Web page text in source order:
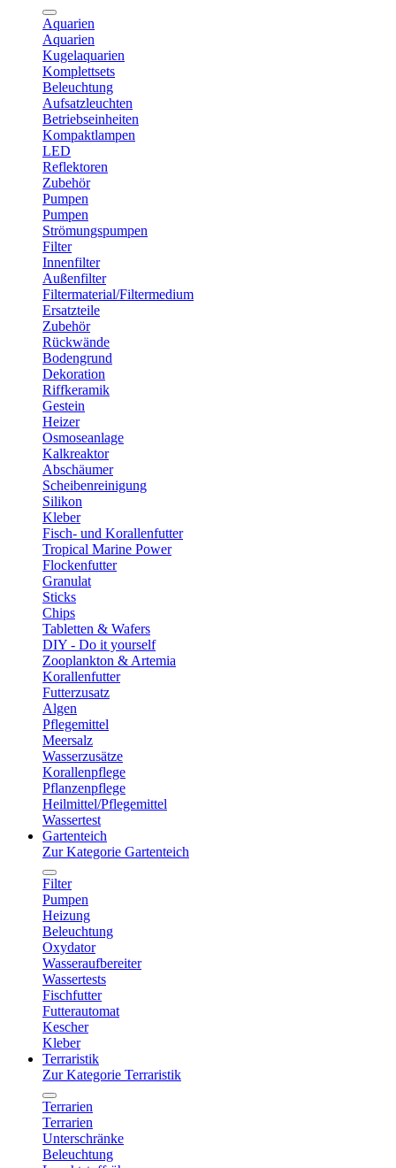
Aquarien
Aquarien
Kugelaquarien
Komplettsets
Beleuchtung
Aufsatzleuchten
Betriebseinheiten
Kompaktlampen
LED
Reflektoren
Zubehör
Pumpen
Pumpen
Strömungspumpen
Filter
Innenfilter
Außenfilter
Filtermaterial/Filtermedium
Ersatzteile
Zubehör
Rückwände
Bodengrund
Dekoration
Riffkeramik
Gestein
Heizer
Osmoseanlage
Kalkreaktor
Abschäumer
Scheibenreinigung
Silikon
Kleber
Fisch- und Korallenfutter
Tropical Marine Power
Flockenfutter
Granulat
Sticks
Chips
Tabletten & Wafers
DIY - Do it yourself
Zooplankton & Artemia
Korallenfutter
Futterzusatz
Algen
Pflegemittel
Meersalz
Wasserzusätze
Korallenpflege
Pflanzenpflege
Heilmittel/Pflegemittel
Wassertest
Gartenteich
Zur Kategorie Gartenteich
Filter
Pumpen
Heizung
Beleuchtung
Oxydator
Wasseraufbereiter
Wassertests
Fischfutter
Futterautomat
Kescher
Kleber
Terraristik
Zur Kategorie Terraristik
Terrarien
Terrarien
Unterschränke
Beleuchtung